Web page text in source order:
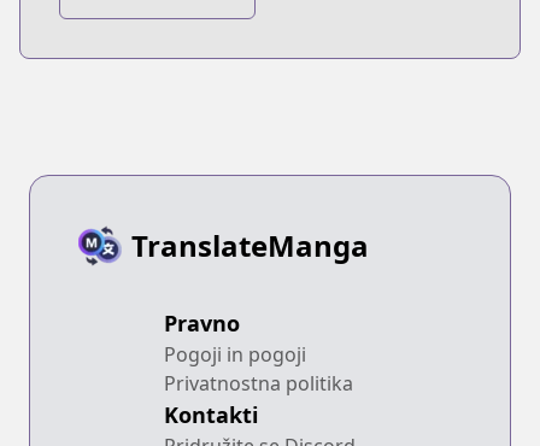
TranslateManga
Pravno
Pogoji in pogoji
Privatnostna politika
Kontakti